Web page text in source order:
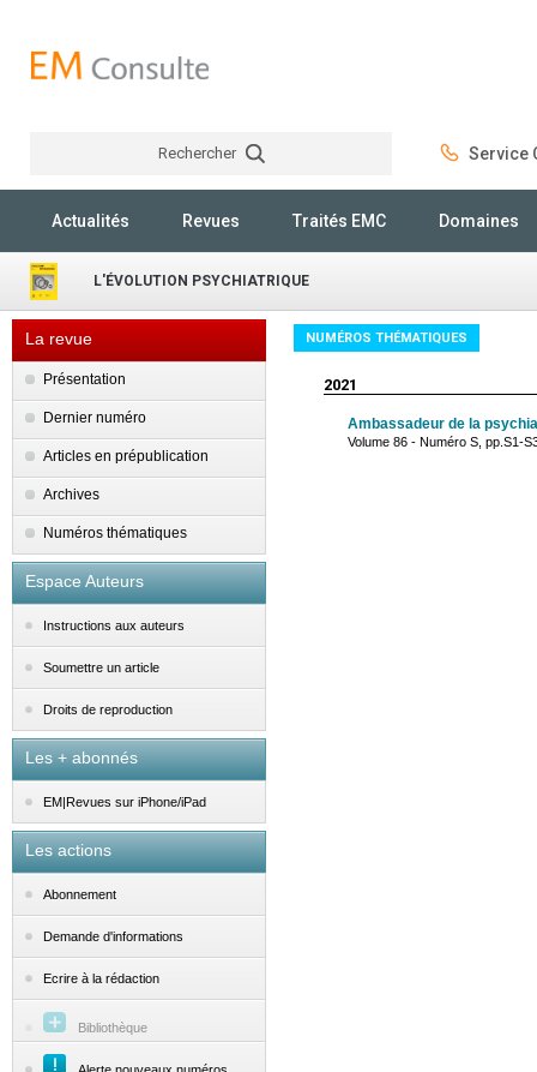
Rechercher Service
Actualités Revues Traités EMC Domaines
L'ÉVOLUTION PSYCHIATRIQUE
La revue
Présentation
Dernier numéro
Articles en prépublication
Archives
Numéros thématiques
Espace Auteurs
Instructions aux auteurs
Soumettre un article
Droits de reproduction
Les + abonnés
EM|Revues sur iPhone/iPad
Les actions
Abonnement
Demande d'informations
Ecrire à la rédaction
Bibliothèque
NUMÉROS THÉMATIQUES
2021
Ambassadeur de la
Volume 86 - Numéro S, pp.S1-